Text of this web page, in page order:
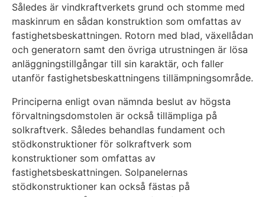
Således är vindkraftverkets grund och stomme med
maskinrum en sådan konstruktion som omfattas av
fastighetsbeskattningen. Rotorn med blad, växellådan
och generatorn samt den övriga utrustningen är lösa
anläggningstillgångar till sin karaktär, och faller
utanför fastighetsbeskattningens tillämpningsområde.
Principerna enligt ovan nämnda beslut av högsta
förvaltningsdomstolen är också tillämpliga på
solkraftverk. Således behandlas fundament och
stödkonstruktioner för solkraftverk som
konstruktioner som omfattas av
fastighetsbeskattningen. Solpanelernas
stödkonstruktioner kan också fästas på